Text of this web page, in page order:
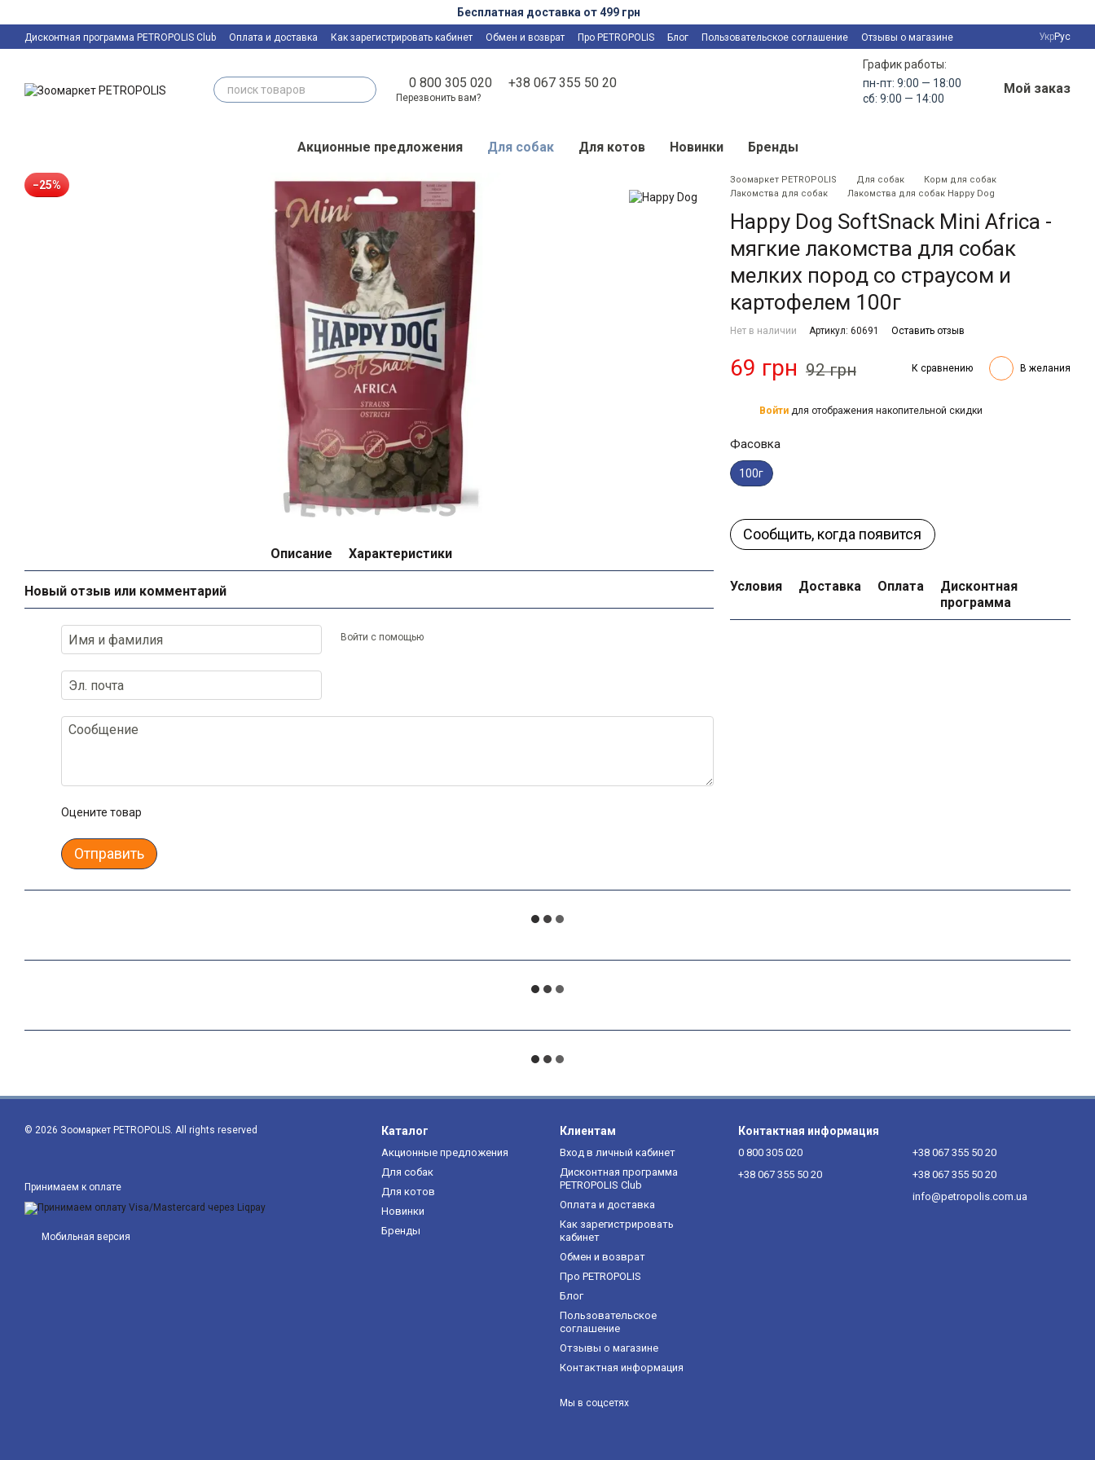
Бесплатная доставка от 499 грн
Дисконтная программа PETROPOLIS Club Оплата и доставка Как зарегистрировать кабинет Обмен и возврат Про PETROPOLIS Блог Пользовательское соглашение
Отзывы о магазине
УкрРус
0 800 305 020 +38 067 355 50 20
Перезвонить вам?
График работы:
пн-пт: 9:00 — 18:00
сб: 9:00 — 14:00
Мой заказ
Акционные предложения Для собак Для котов Новинки Бренды
−25%
Описание Характеристики
Новый отзыв или комментарий
Войти с помощью
Оцените товар
Отправить
Зоомаркет PETROPOLIS Для собак
Корм для собак
Лакомства для собак
Лакомства для собак Happy Dog
Happy Dog SoftSnack Mini Africa -
мягкие лакомства для собак
мелких пород со страусом и
картофелем 100г
Нет в наличии Артикул: 60691 Оставить отзыв
69 грн 92 грн К сравнению В желания
Войти для отображения накопительной скидки
Фасовка
100г
Сообщить, когда появится
Условия Доставка Оплата
Дисконтная
программа
© 2026 Зоомаркет PETROPOLIS. All rights reserved
Принимаем к оплате
Мобильная версия
Каталог
Акционные предложения
Для собак
Для котов
Новинки
Бренды
Клиентам
Вход в личный кабинет
Дисконтная программа
PETROPOLIS Club
Оплата и доставка
Как зарегистрировать
кабинет
Обмен и возврат
Про PETROPOLIS
Блог
Пользовательское
соглашение
Отзывы о магазине
Контактная информация
Мы в соцсетях
Контактная информация
0 800 305 020
+38 067 355 50 20
+38 067 355 50 20
+38 067 355 50 20
info@petropolis.com.ua